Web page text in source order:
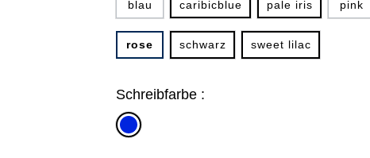
blau caribicblue pale iris pink
rose schwarz sweet lilac
Schreibfarbe :
blau